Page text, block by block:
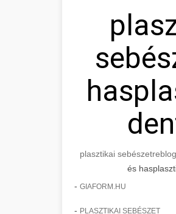
plasztikai sebészet
és
- GIAFORM.HU
- PLASZTIKAI SEBÉSZET